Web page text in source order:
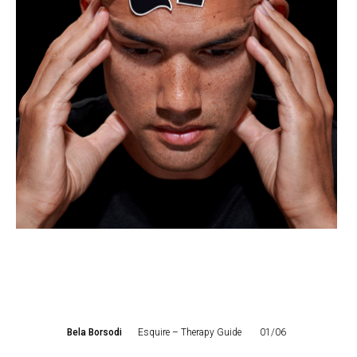
Bela Borsodi Esquire – Therapy Guide 01/06